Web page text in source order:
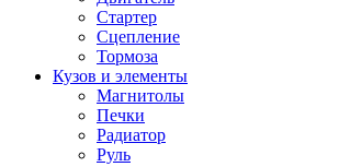
Стартер
Сцепление
Тормоза
Кузов и элементы
Магнитолы
Печки
Радиатор
Руль